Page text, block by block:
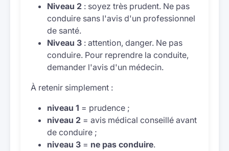
Niveau 2 : soyez très prudent. Ne pas
conduire sans l'avis d'un professionnel
de santé.
Niveau 3 : attention, danger. Ne pas
conduire. Pour reprendre la conduite,
demander l'avis d'un médecin.
À retenir simplement :
niveau 1 = prudence ;
niveau 2 = avis médical conseillé avant
de conduire ;
niveau 3 = ne pas conduire.